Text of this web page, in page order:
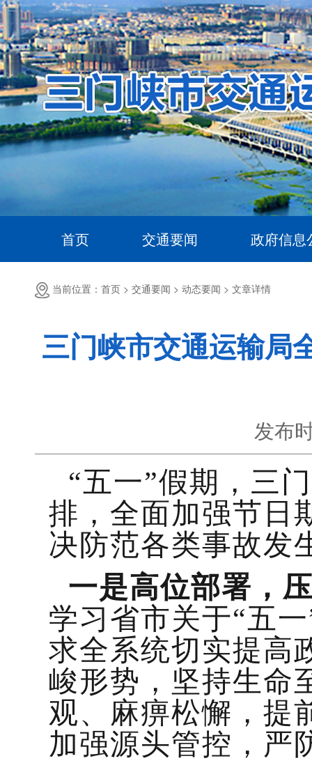
首页 交通要闻 政府信息
当前位置：首页 > 交通要闻 > 动态要闻 > 文章详情
三门峡市交通运输局
发布
“五一”假期，三
排，全面加强节日
决防范各类事故发
一是高位部署，
学习省市关于“五
求全系统切实提高
峻形势，坚持生命
观、麻痹松懈，提
加强源头管控，严